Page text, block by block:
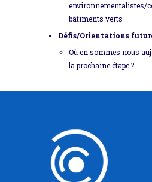
environnementalistes/
bâtiments verts
Défis/Orientations
Où en sommes nous
la prochaine étape ?